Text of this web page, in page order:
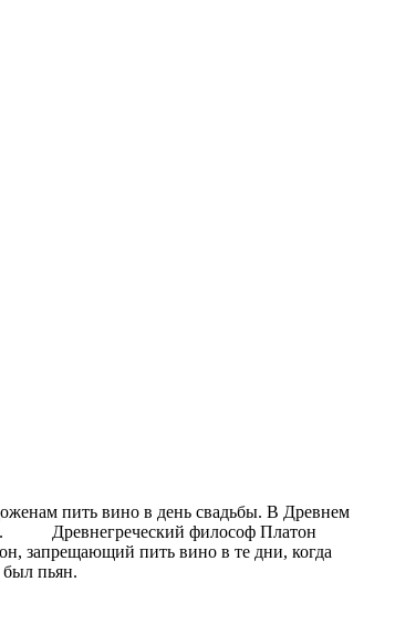
пить вино в день свадьбы. В Древнем
Древнегреческий философ Платон
запрещающий пить вино в те дни, когда
пьян.